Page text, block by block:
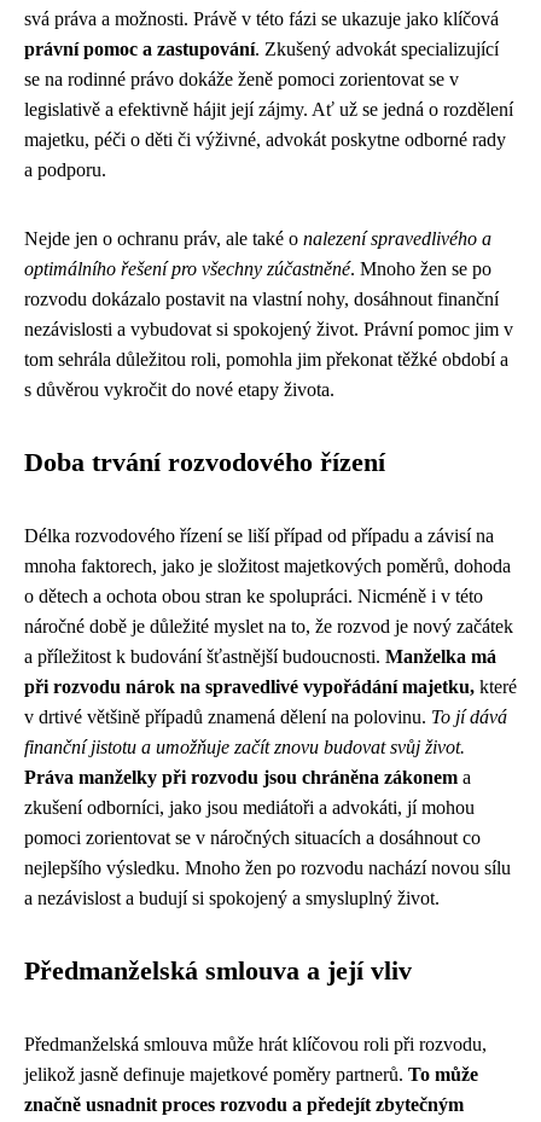
svá práva a možnosti. Právě v této fázi se ukazuje jako klíčová
právní pomoc a zastupování. Zkušený advokát specializující
se na rodinné právo dokáže ženě pomoci zorientovat se v
legislativě a efektivně hájit její zájmy. Ať už se jedná o rozdělení
majetku, péči o děti či výživné, advokát poskytne odborné rady
a podporu.
Nejde jen o ochranu práv, ale také o nalezení spravedlivého a
optimálního řešení pro všechny zúčastněné. Mnoho žen se po
rozvodu dokázalo postavit na vlastní nohy, dosáhnout finanční
nezávislosti a vybudovat si spokojený život. Právní pomoc jim v
tom sehrála důležitou roli, pomohla jim překonat těžké období a
s důvěrou vykročit do nové etapy života.
Doba trvání rozvodového řízení
Délka rozvodového řízení se liší případ od případu a závisí na
mnoha faktorech, jako je složitost majetkových poměrů, dohoda
o dětech a ochota obou stran ke spolupráci. Nicméně i v této
náročné době je důležité myslet na to, že rozvod je nový začátek
a příležitost k budování šťastnější budoucnosti. Manželka má
při rozvodu nárok na spravedlivé vypořádání majetku, které
v drtivé většině případů znamená dělení na polovinu. To jí dává
finanční jistotu a umožňuje začít znovu budovat svůj život.
Práva manželky při rozvodu jsou chráněna zákonem a
zkušení odborníci, jako jsou mediátoři a advokáti, jí mohou
pomoci zorientovat se v náročných situacích a dosáhnout co
nejlepšího výsledku. Mnoho žen po rozvodu nachází novou sílu
a nezávislost a budují si spokojený a smysluplný život.
Předmanželská smlouva a její vliv
Předmanželská smlouva může hrát klíčovou roli při rozvodu,
jelikož jasně definuje majetkové poměry partnerů. To může
značně usnadnit proces rozvodu a předejít zbytečným